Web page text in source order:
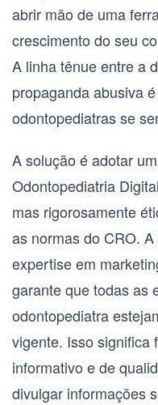
abrir mão de uma
crescimento do seu
A linha tênue entre a
propaganda abusiva
odontopediatras se
A solução é adotar
Odontopediatria Digital
mas rigorosamente
as normas do CRO.
expertise em
garante que todas as
odontopediatra
vigente. Isso significa
informativo e de
divulgar informações